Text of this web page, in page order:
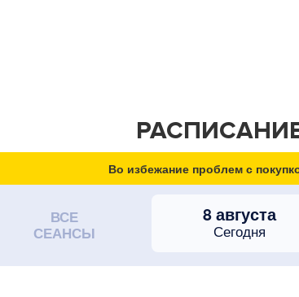
Во избежание проблем с
ВСЕ
СЕАНСЫ
8 августа
Сегодня